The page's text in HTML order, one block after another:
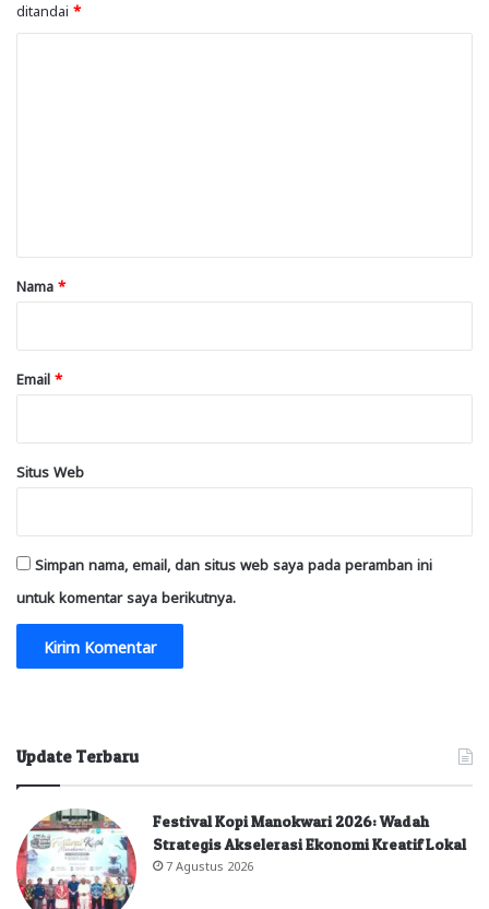
ditandai *
rNama *
Email *
Situs Web
Simpan nama, email, dan situs web saya pada peramban ini
untuk komentar saya berikutnya.
Update Terbaru
Festival Kopi Manokwari 2026: Wadah
Strategis Akselerasi Ekonomi Kreatif Lokal
7 Agustus 2026